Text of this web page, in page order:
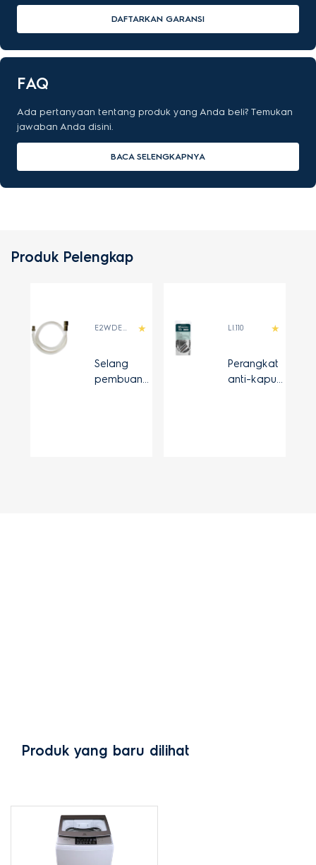
DAFTARKAN GARANSI
FAQ
Ada pertanyaan tentang produk yang Anda beli? Temukan
jawaban Anda disini.
BACA SELENGKAPNYA
Produk Pelengkap
E2WDE400B
Selang
pembuang
LI.110
Perangkat
anti-kapur
Produk yang baru dilihat